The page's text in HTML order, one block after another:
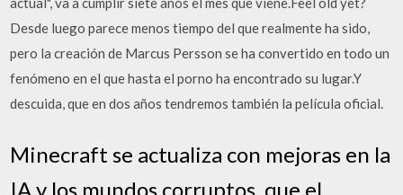
Desde luego parece menos tiempo del que realmente ha sido,
pero la creación de Marcus Persson se ha convertido en todo un
fenómeno en el que hasta el porno ha encontrado su lugar.Y
descuida, que en dos años tendremos también la película oficial.
Minecraft se actualiza con mejoras en la
IA y los mundos corruptos. que el